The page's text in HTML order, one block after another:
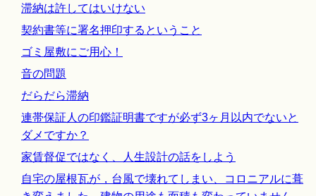
滞納は許してはいけない
契約書等に署名押印するということ
ゴミ屋敷にご用心！
音の問題
だらだら滞納
連帯保証人の印鑑証明書ですが必ず3ヶ月以内でないと
ダメですか？
家賃督促ではなく、人生設計の話をしよう
自宅の屋根瓦が，台風で壊れてしまい、コロニアルに葺